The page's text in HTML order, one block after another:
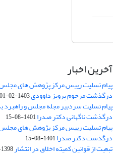
آخرین اخبار
پیام تسلیت رییس مرکز پژوهش های
درگذشت مرحوم پرویز داوودی1403-02-01
پیام تسلیت سردبیر مجله مجلس و راهبرد
درگذشت ناگهانی دکتر صدرا1401-08-15
پیام تسلیت رییس مرکز پژوهش های
درگذشت دکتر صدرا1401-08-15
تبعیت از قوانین کمیته اخلاق در انتشار1398-10-23